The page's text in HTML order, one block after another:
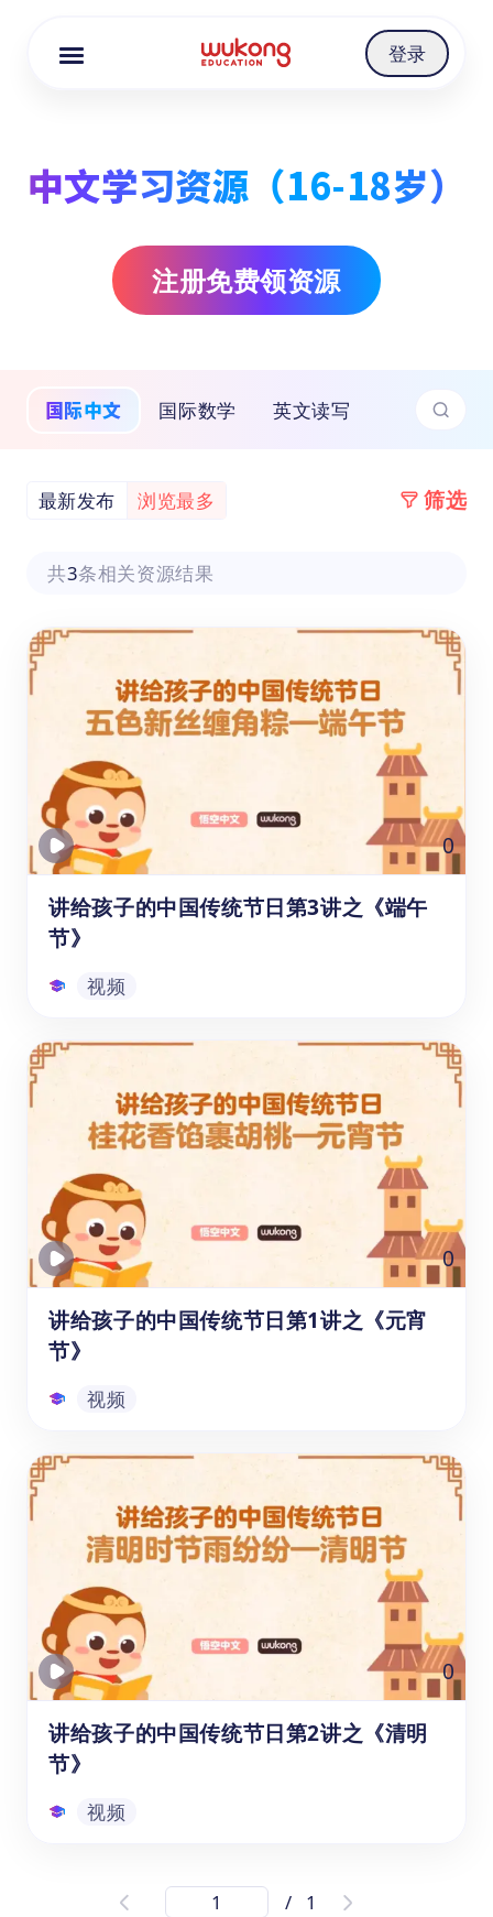
登录
中文学习资源（16-18岁）
注册免费领资源
国际中文 国际数学 英文读写
最新发布 浏览最多 筛选
共3条相关资源结果
0
讲给孩子的中国传统节日第3讲之《端午
节》
视频
讲给孩子的中国传统节日第3讲之《端午
本系列学习资源是为6-12岁的1-6年级学生录
制的中国传统节日文化视频课程，它对中国十
个传统节日的起源、历史发展、民俗活动等内
容进行了细致全面的介绍。本课将介绍端午节
的起源，讲述屈原投江的悲壮故事，让孩子理
解节日背后的历史意义。
视频 0
讲给孩子的中国传统节日第1讲之《元宵
节》
视频
讲给孩子的中国传统节日第1讲之《元宵
本系列学习资源是为6-12岁的1-6年级学生录
制的中国传统文化视频课程，它对中国十个传
统节日的起源、历史发展、民俗活动等内容进
行了细致全面的介绍。本课将向孩子们展示元
宵节的起源、习俗、特色美食以及文化内涵，
让孩子们在轻松愉快的氛围中了解并体验这个
富有传统韵味的节日。
视频 0
讲给孩子的中国传统节日第2讲之《清明
节》
视频
讲给孩子的中国传统节日第2讲之《清明
/ 1